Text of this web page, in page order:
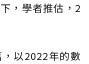
，學者推估，2
以2022年的數